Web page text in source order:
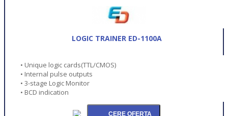
LOGIC TRAINER ED-1100A
• Unique logic cards(TTL/CMOS)
• Internal pulse outputs
• 3-stage Logic Monitor
• BCD indication